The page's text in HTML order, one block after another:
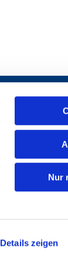
Details zeigen
Nur